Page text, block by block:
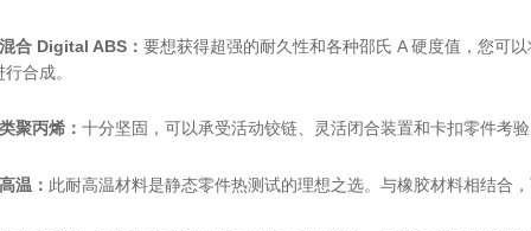
合 Digital ABS： 要想获得超强的耐久性和各种邵氏 A 硬度值，您可
合成。
聚丙烯： 十分坚固，可以承受活动铰链、灵活闭合装置和卡扣零件考
温： 此耐高温材料是静态零件热测试的理想之选。与橡胶材料相结合